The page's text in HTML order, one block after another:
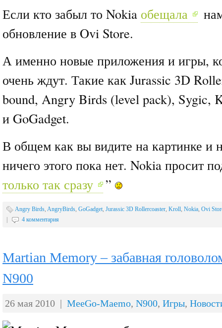
Если кто забыл то Nokia обещала
обновление в Ovi Store.
А именно новые приложения и игры,
очень ждут. Такие как Jurassic 3D
bound, Angry Birds (level pack), Sygic,
и GoGadget.
В общем как вы видите на картинке и
ничего этого пока нет. Nokia просит
только так сразу
”
Angry Birds, AngryBirds, GoGadget, Jurassic 3D Rollercoaster, Kroll, Nokia, Ovi
4 комментария
Martian Memory – забавная
N900
26 мая 2010 | MeeGo-Maemo, N900, Игры,